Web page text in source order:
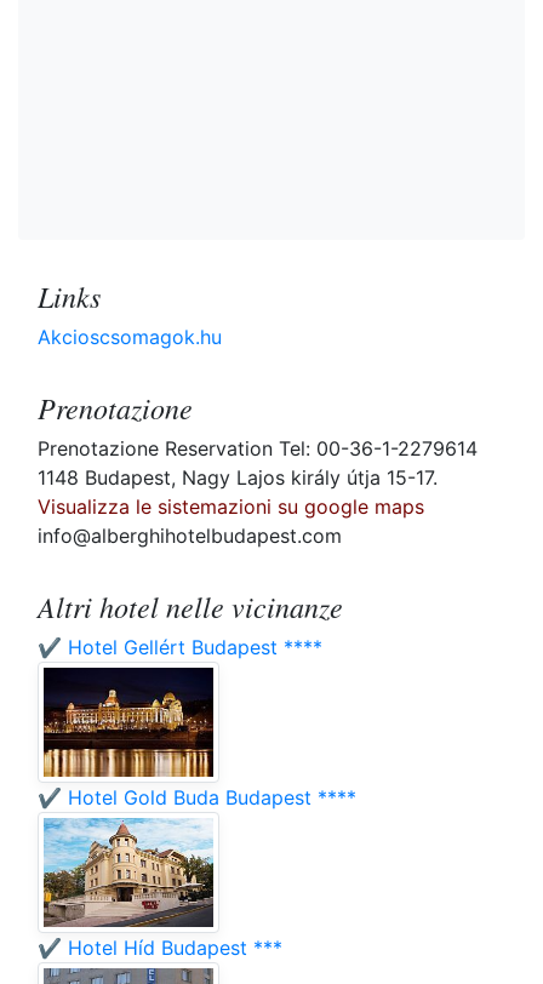
Links
Akcioscsomagok.hu
Prenotazione
Prenotazione Reservation Tel: 00-36-1-2279614
1148 Budapest, Nagy Lajos király útja 15-17.
Visualizza le sistemazioni su google maps
info@alberghihotelbudapest.com
Altri hotel nelle vicinanze
✔️ Hotel Gellért Budapest ****
✔️ Hotel Gold Buda Budapest ****
✔️ Hotel Híd Budapest ***